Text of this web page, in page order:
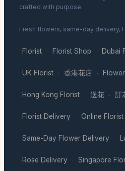
crafted with purpose.
Fresh flowers, same-day delivery,
Florist · Florist Shop · Dubai
UK Florist · 香港花店 ·
Hong Kong Florist · 送花 · 訂
Florist Delivery · Online Florist
Same-Day Flower Delivery ·
Rose Delivery · Singapore